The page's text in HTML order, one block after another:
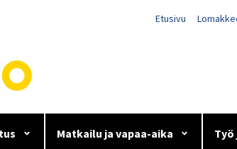
Etusivu
Matkailu ja vapaa-aika